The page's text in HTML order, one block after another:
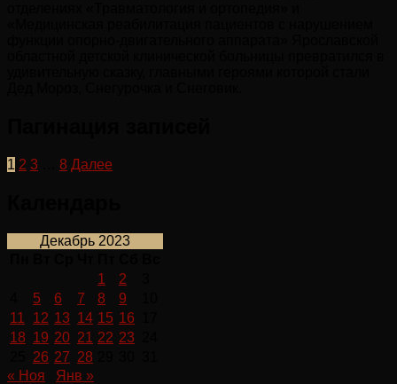
1 2 3 8 Далее
Декабрь 2023
1
2
5 6 7 8 9
11
12 13 14 15 16
18 19 20 21 22 23
26 27 28
« Ноя
Янв »